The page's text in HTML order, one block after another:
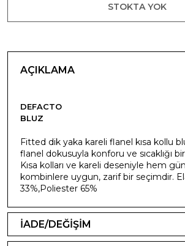
STOKTA YOK
AÇIKLAMA
DEFACTO
BLUZ
Fitted dik yaka kareli flanel kısa kollu
flanel dokusuyla konforu ve sıcaklığı
Kısa kolları ve kareli deseniyle hem
kombinlere uygun, zarif bir seçimdir.
33%,Poliester 65%
İADE/DEĞİŞİM